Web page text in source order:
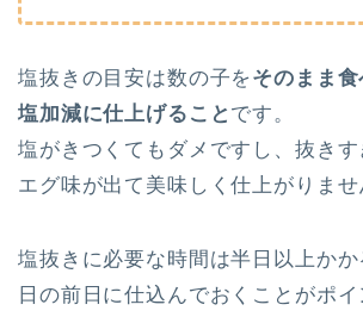
塩抜きの目安は数の子をそのまま
塩加減に仕上げること です。
塩がきつくてもダメですし、抜きす
エグ味が出て美味しく仕上がりませ
塩抜きに必要な時間は半日以上か
日の前日に仕込んでおくことがポイ